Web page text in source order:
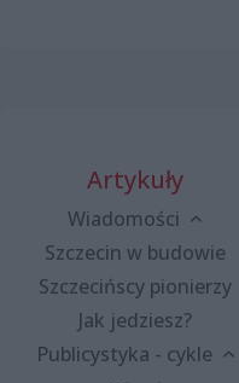
Artykuły
Wiadomości
Szczecin w budowie
Szczecińscy pionierzy
Jak jedziesz?
Publicystyka - cykle